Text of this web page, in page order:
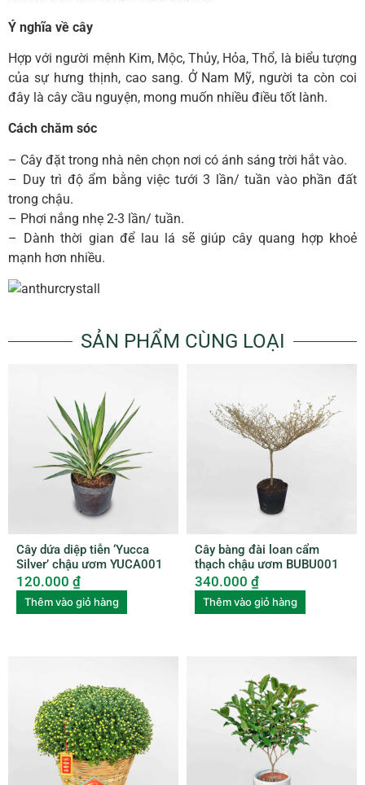
Ý nghĩa về cây
Hợp với người mệnh Kim, Mộc, Thủy, Hỏa, Thổ, là biểu tượng
của sự hưng thịnh, cao sang. Ở Nam Mỹ, người ta còn coi
đây là cây cầu nguyện, mong muốn nhiều điều tốt lành.
Cách chăm sóc
– Cây đặt trong nhà nên chọn nơi có ánh sáng trời hắt vào.
– Duy trì độ ẩm bằng việc tưới 3 lần/ tuần vào phần đất
trong chậu.
– Phơi nắng nhẹ 2-3 lần/ tuần.
– Dành thời gian để lau lá sẽ giúp cây quang hợp khoẻ
mạnh hơn nhiều.
SẢN PHẨM CÙNG LOẠI
Cây dứa diệp tiễn ‘Yucca
Silver’ chậu ươm YUCA001
120.000 ₫
Thêm vào giỏ hàng
Cây bàng đài loan cẩm
thạch chậu ươm BUBU001
340.000 ₫
Thêm vào giỏ hàng